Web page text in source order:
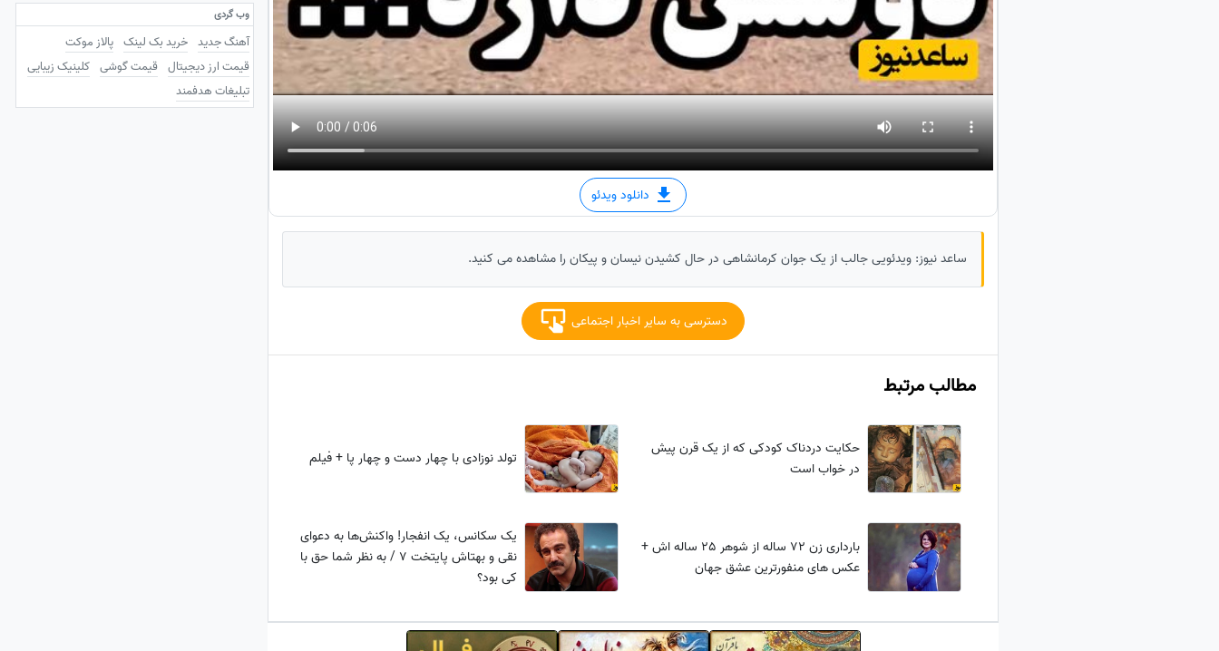
دانلود ویدئو
ساعد نیوز: ویدئویی جالب از یک جوان کرمانشاهی در حال کشیدن نیسان و پیکان را مشاهده می کنید.
دسترسی به سایر اخبار اجتماعی
مطالب مرتبط
حکایت دردناک کودکی که از یک قرن پیش
در خواب است
تولد نوزادی با چهار دست و چهار پا + فیلم
بارداری زن 72 ساله‌ از شوهر 25 ساله اش +
عکس های منفورترین عشق جهان
یک سکانس، یک انفجار! واکنش‌ها به دعوای
نقی و بهتاش پایتخت 7 / به نظر شما حق با
کی بود؟
وب گردی
آهنگ جدید خرید بک لینک پالاز موکت
قیمت ارز دیجیتال قیمت گوشی کلینیک زیبایی
تبلیغات هدفمند